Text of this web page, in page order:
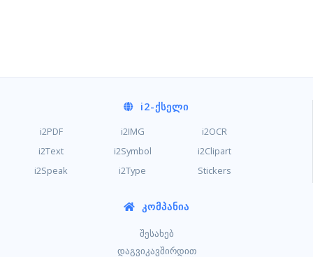
i2-ᲥᲡᲔᲚᲘ
i2PDF i2IMG
i2OCR
i2Text
i2Symbol
i2Clipart
i2Speak
i2Type Stickers
ᲙᲝᲛᲞᲐᲜᲘᲐ
შესახებ
დაგვიკავშირდით